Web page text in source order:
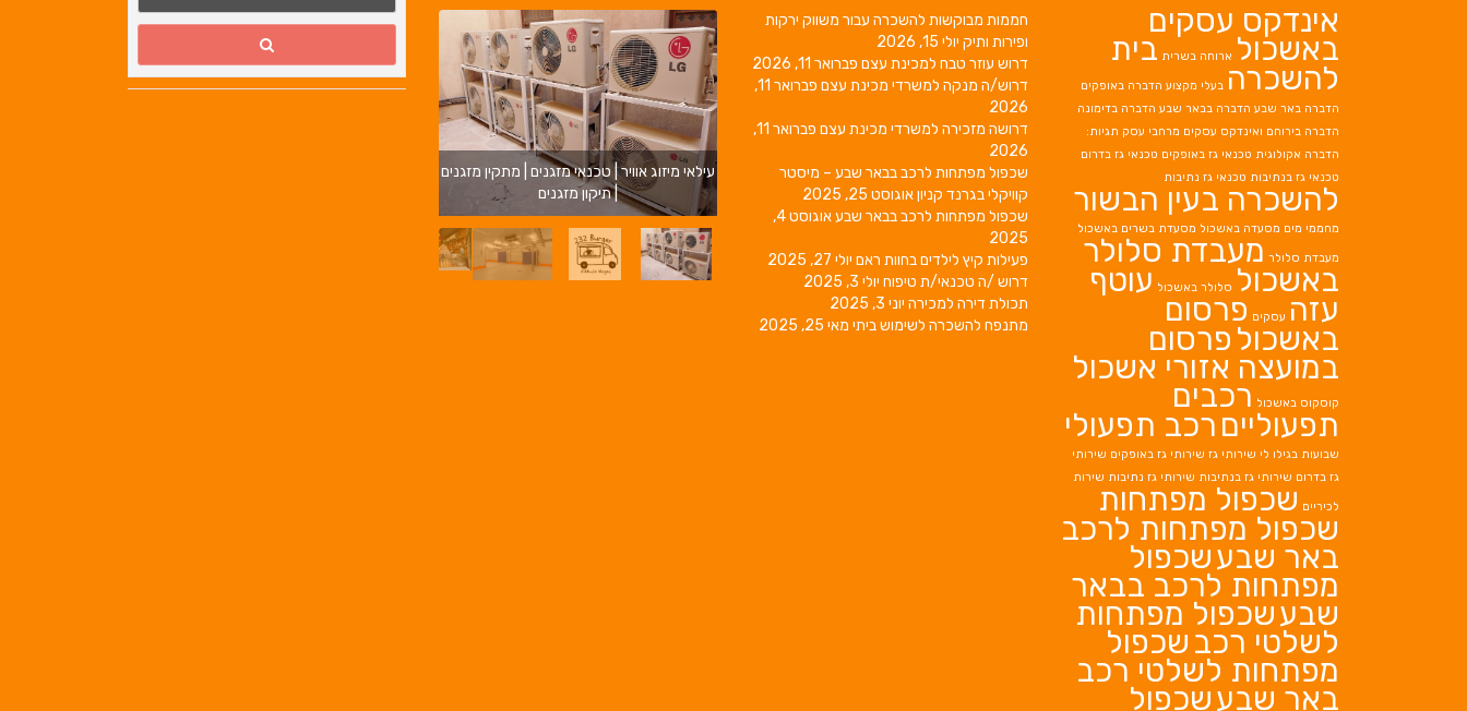
עילאי מיזוג אוויר | טכנאי מזגנים | מתקין מזגנים
| תיקון מזגנים
חממות מבוקשות להשכרה עבור משווק ירקות
ופירות ותיק יולי 15, 2026
דרוש עוזר טבח למכינת עצם פברואר 11, 2026
דרוש/ה מנקה למשרדי מכינת עצם
פברואר 11,
2026
דרושה מזכירה למשרדי מכינת עצם
פברואר 11,
2026
שכפול מפתחות לרכב בבאר שבע – מיסטר
קוויקלי בגרנד קניוןאוגוסט 25, 2025
שכפול מפתחות לרכב בבאר שבע
אוגוסט 4,
2025
פעילות קיץ לילדים בחוות ראם יולי 27, 2025
דרוש /ה טכנאי/ת טיפוח יולי 3, 2025
תכולת דירה למכירה יוני 3, 2025
מתנפח להשכרה לשימוש ביתי מאי 25, 2025
אינדקס עסקים
באשכול ארוחה בשרית בית
להשכרה בעלי מקצוע הדברה באופקים
הדברה באר שבע הדברה בבאר שבע הדברה בדימונה
הדברה בירוחם ואינדקס עסקים מרחבי עסק תגיות:
הדברה אקולוגית טכנאי גז באופקים טכנאי גז בדרום
טכנאי גז בנתיבות טכנאי גז נתיבות
להשכרה בעין הבשור
מחממי מים מסעדה באשכול מסעדת בשרים באשכול
מעבדת סלולר מעבדת סלולר
באשכול סלולר באשכול עוטף
עזה עסקים פרסום
באשכול פרסום
במועצה אזורי אשכול
קוסקוס באשכול רכבים
תפעוליים רכב תפעולי
שבועות בגילו לי שירותי גז שירותי גז באופקים שירותי
גז בדרום שירותי גז בנתיבות שירותי גז נתיבות שירות
לכיריים שכפול מפתחות
שכפול מפתחות לרכב
באר שבעשכפול
מפתחות לרכב בבאר
שבעשכפול מפתחות
לשלטי רכב שכפול
מפתחות לשלטי רכב
באר שבעשכפול